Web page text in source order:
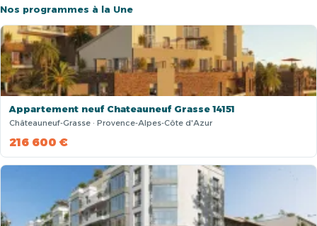
Nos programmes à la Une
Appartement neuf Chateauneuf Grasse 14151
Châteauneuf-Grasse · Provence-Alpes-Côte d'Azur
216 600 €